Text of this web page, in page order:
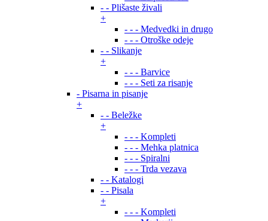
- - Plišaste živali
+
- - - Medvedki in drugo
- - - Otroške odeje
- - Slikanje
+
- - - Barvice
- - - Seti za risanje
- Pisarna in pisanje
+
- - Beležke
+
- - - Kompleti
- - - Mehka platnica
- - - Spiralni
- - - Trda vezava
- - Katalogi
- - Pisala
+
- - - Kompleti